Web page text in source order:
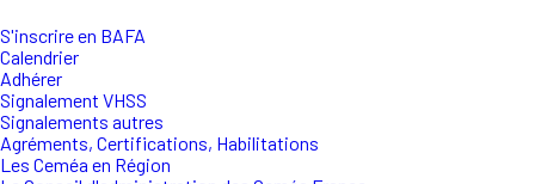
S'inscrire en BAFA
Calendrier
Adhérer
Signalement VHSS
Signalements autres
Agréments, Certifications, Habilitations
Les Ceméa en Région